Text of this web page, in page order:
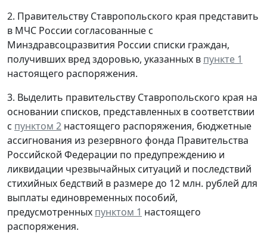
2. Правительству Ставропольского края представить
в МЧС России согласованные с
Минздравсоцразвития России списки граждан,
получивших вред здоровью, указанных в пункте 1
настоящего распоряжения.
3. Выделить правительству Ставропольского края на
основании списков, представленных в соответствии
с пунктом 2 настоящего распоряжения, бюджетные
ассигнования из резервного фонда Правительства
Российской Федерации по предупреждению и
ликвидации чрезвычайных ситуаций и последствий
стихийных бедствий в размере до 12 млн. рублей для
выплаты единовременных пособий,
предусмотренных пунктом 1 настоящего
распоряжения.